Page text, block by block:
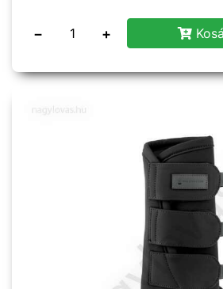
− +